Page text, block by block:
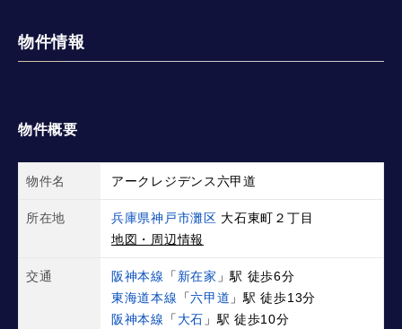
物件情報
物件概要
物件名 アークレジデンス六甲道
所在地 兵庫県神戸市灘区 大石東町２丁目
地図・周辺情報
交通 阪神本線 「 新在家 」駅 徒歩6分
東海道本線 「六甲道 」駅 徒歩13分
阪神本線
「 大石 」駅 徒歩10分